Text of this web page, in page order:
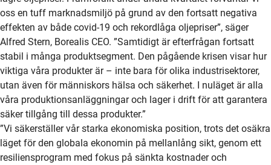
oss en tuff marknadsmiljö på grund av den fortsatt negativa
effekten av både covid-19 och rekordlåga oljepriser”, säger
Alfred Stern, Borealis CEO. ”Samtidigt är efterfrågan fortsatt
stabil i många produktsegment. Den pågående krisen visar hur
viktiga våra produkter är – inte bara för olika industrisektorer,
utan även för människors hälsa och säkerhet. I nuläget är alla
våra produktionsanläggningar och lager i drift för att garantera
säker tillgång till dessa produkter.”
”Vi säkerställer vår starka ekonomiska position, trots det osäkra
läget för den globala ekonomin på mellanlång sikt, genom ett
resiliensprogram med fokus på sänkta kostnader och